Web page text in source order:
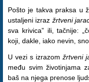
Pošto je takva praksa u
ustaljeni izraz žrtveni
sva krivica” ili, tačnije:
koji, dakle, iako nevin,
U vezi s izrazom žrtveni
među svim životinjama
baš na njega prenose